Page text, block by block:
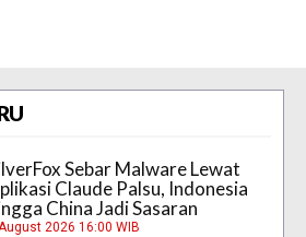
Sebar Malware Lewat
Claude Palsu, Indonesia
China Jadi Sasaran
2026 16:00 WIB